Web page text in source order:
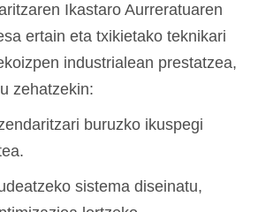
Ikastaro Aurreratuaren
ertain eta txikietako teknikari
industrialean prestatzea,
zehatzekin:
buruzko ikuspegi
sistema diseinatu,